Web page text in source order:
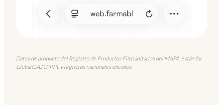
Datos de producto del Registro de Productos Fitosanitarios del MAPA, estándar
GlobalG.A.P. PPPL y registros nacionales oficiales.